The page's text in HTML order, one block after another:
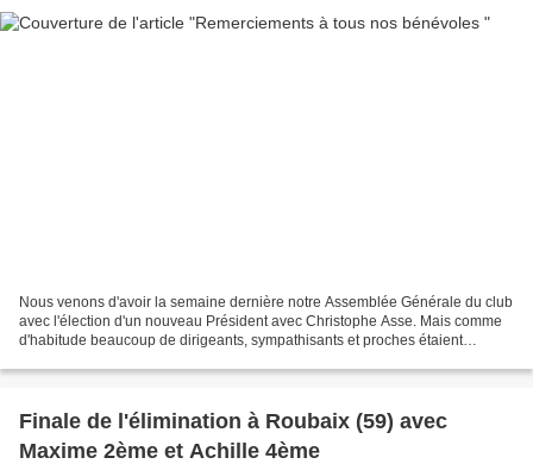
Nous venons d'avoir la semaine dernière notre Assemblée Générale du club
avec l'élection d'un nouveau Président avec Christophe Asse. Mais comme
d'habitude beaucoup de dirigeants, sympathisants et proches étaient
Finale de l'élimination à Roubaix (59) avec
Maxime 2ème et Achille 4ème